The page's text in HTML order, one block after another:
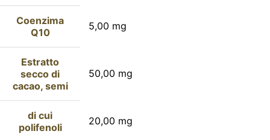
Coenzima
Q10
5,00 mg
Estratto
secco di
cacao, semi
50,00 mg
di cui
polifenoli
20,00 mg